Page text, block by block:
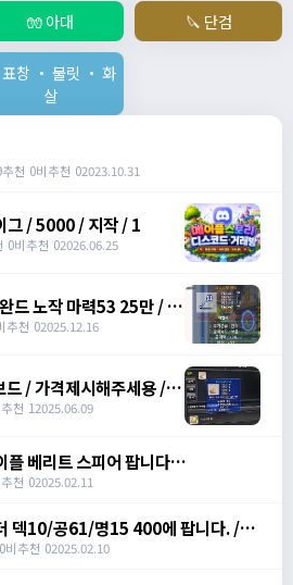
🧤 아대 🔪 단검
창 ・ 불릿 ・ 화
살
추천 0비추천 02023.10.31
그 / 5000 / 지작 / 1
0비추천 02026.06.25
드 노작 마력53 25만 / 마
팝니다 / 250000 / 마력
o/sdHYKEcg
추천 02025.12.16
드 / 가격제시해주세용 / 골
3강 STR3 공격력60 /
천 12025.06.09
플 베리트 스피어 팝니다
o/gZBfyJ6f /
천 02025.02.11
덱10/공61/명15 400에 팝니다. /
비추천 02025.02.10